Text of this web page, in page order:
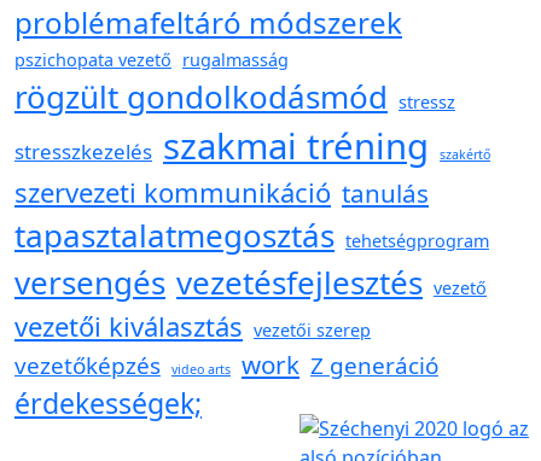
problémafeltáró módszerek
pszichopata vezető rugalmasság
rögzült gondolkodásmód stressz
stresszkezelés szakmai tréning szakértő
szervezeti kommunikáció tanulás
tapasztalatmegosztás tehetségprogram
versengés vezetésfejlesztés vezető
vezetői kiválasztás vezetői szerep
vezetőképzés video arts work Z generáció
érdekességek;